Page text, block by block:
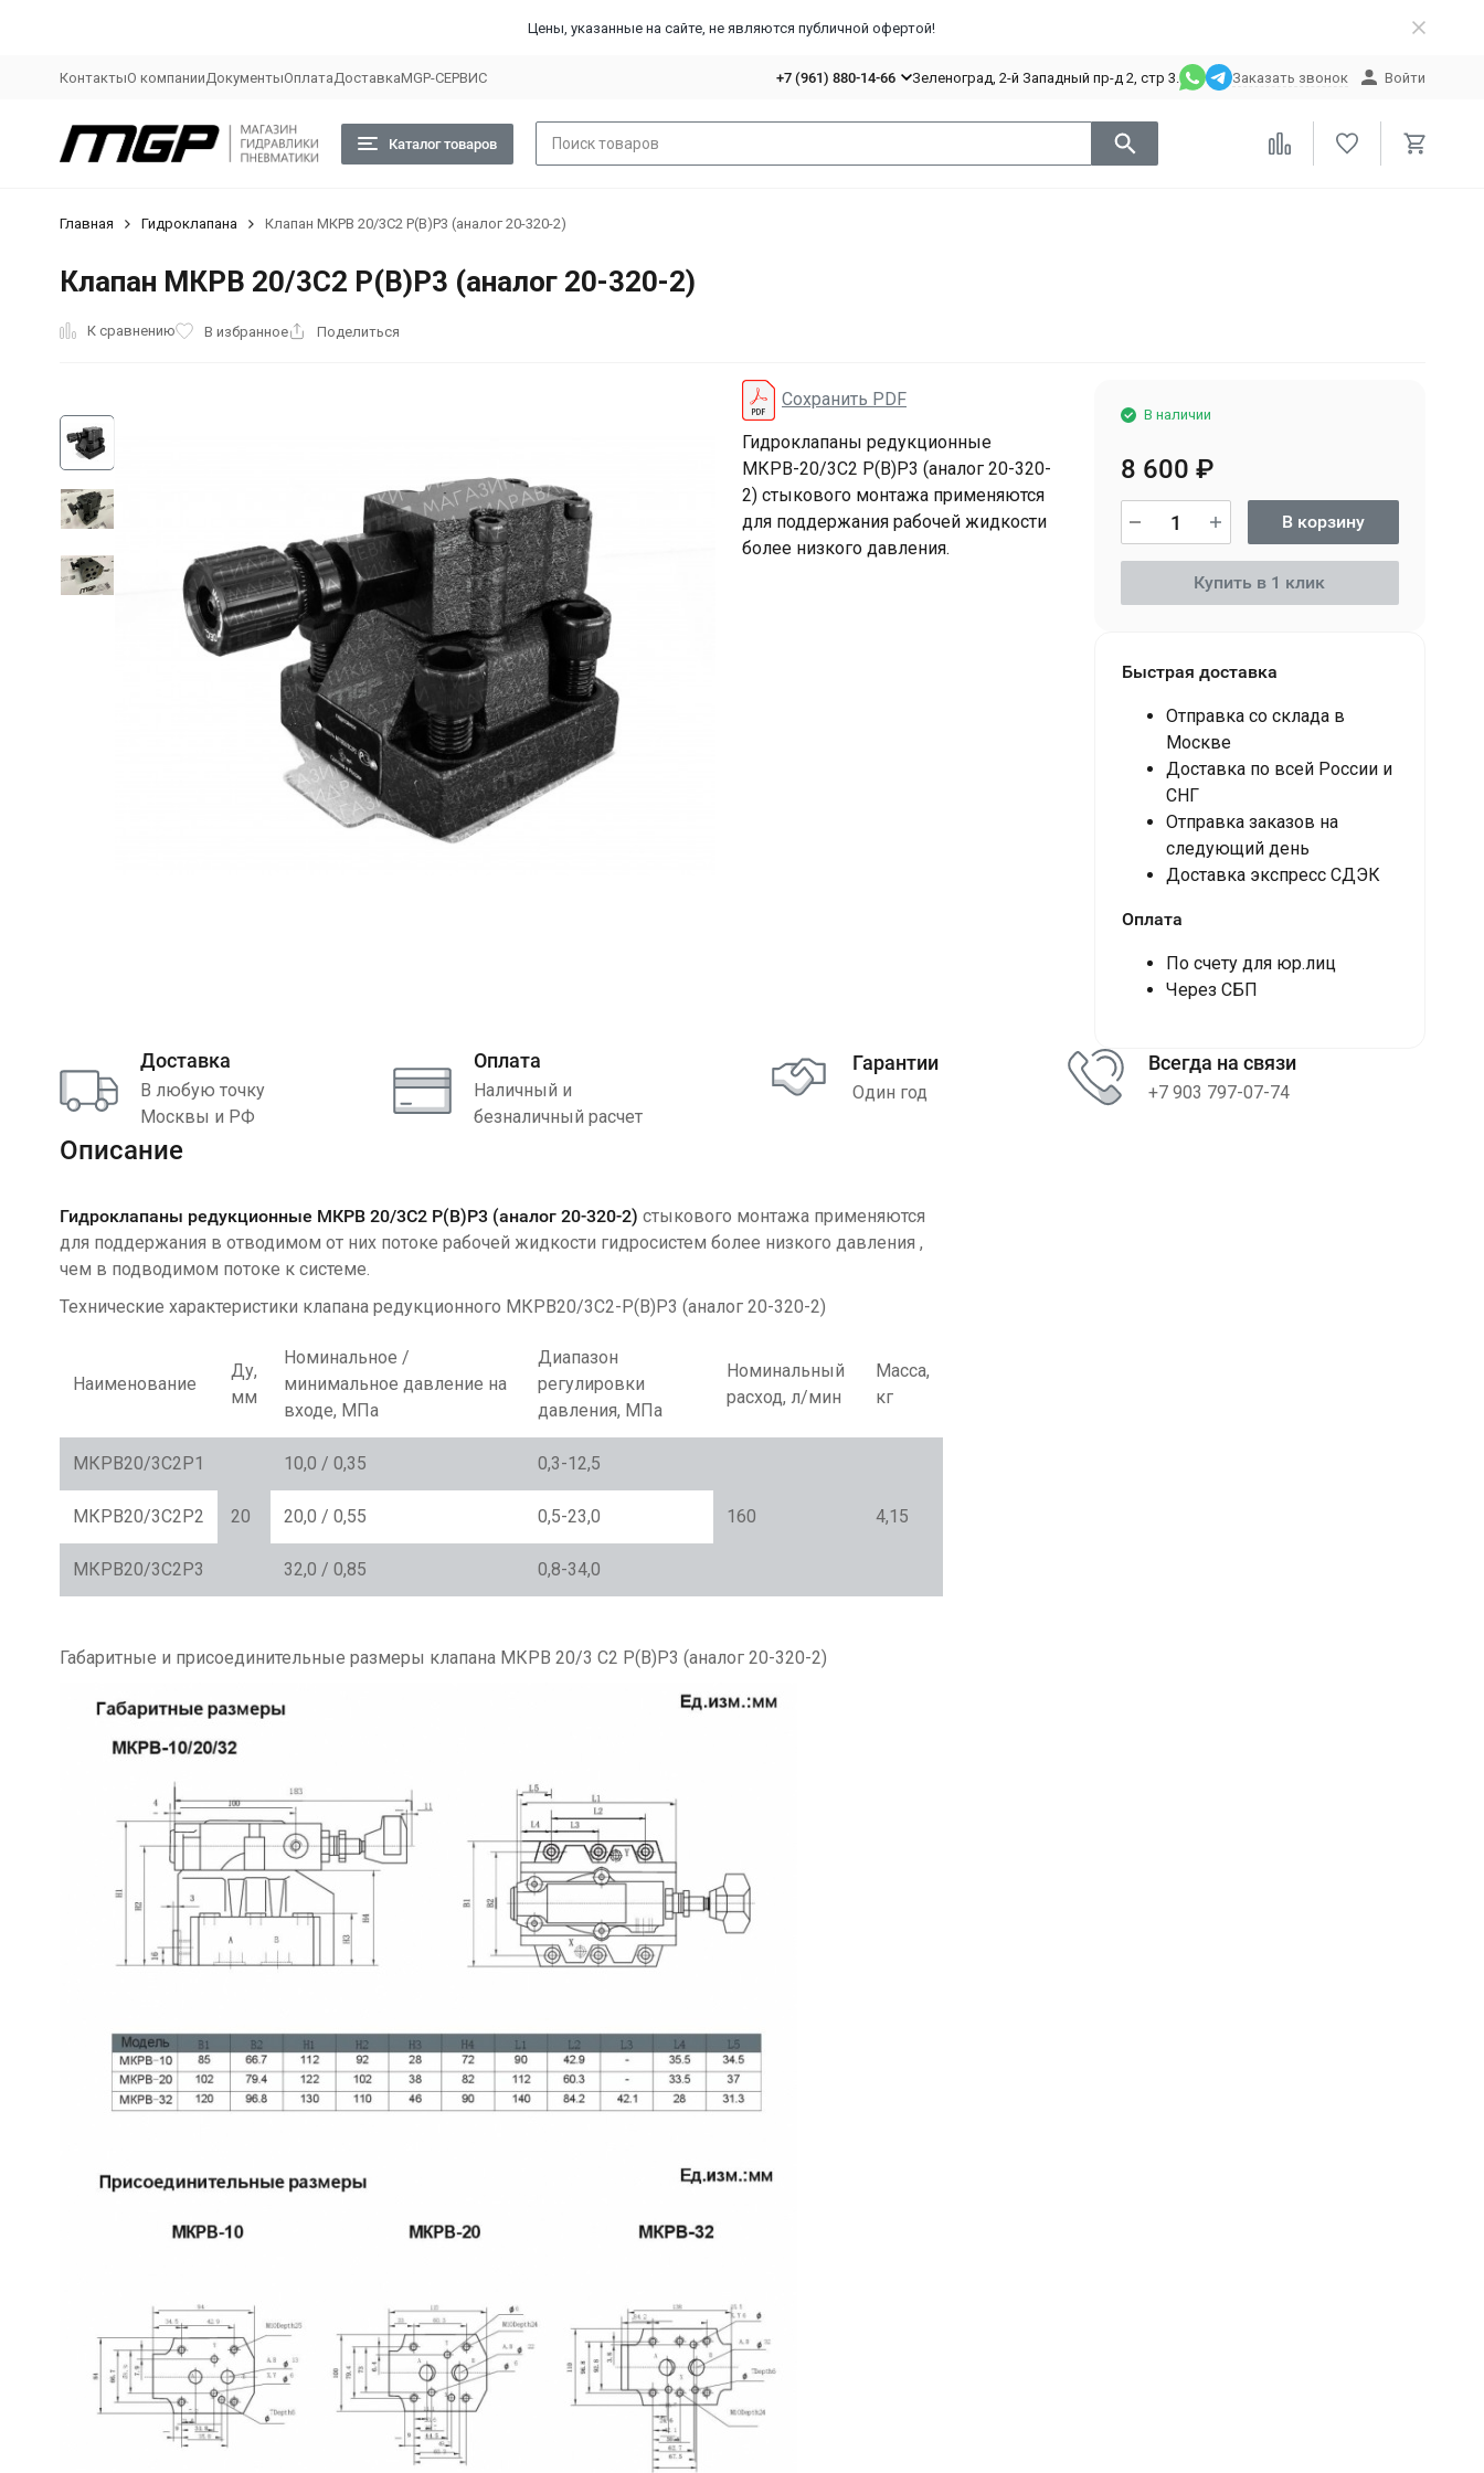
Цены, указанные на сайте, не являются публичной офертой!
КонтактыО компании ДокументыОплата ДоставкаMGP-СЕРВИС +7 (961) 880-14-66 Зеленоград, 2-й Западный пр-д 2, стр 3. Заказать звонок Войти
Каталог товаров
Главная Гидроклапана Клапан МКРВ 20/3С2 Р(В)Р3 (аналог 20-320-2)
Клапан МКРВ 20/3С2 Р(В)Р3 (аналог 20-320-2)
К сравнению В избранное Поделиться
Сохранить PDF
Гидроклапаны редукционные
МКРВ-20/3С2 Р(В)Р3 (аналог 20-320-
2) стыкового монтажа применяются
для поддержания рабочей жидкости
более низкого давления.
В наличии
8 600 ₽
В корзину
Купить в 1 клик
Быстрая доставка
Отправка со склада в
Москве
Доставка по всей России и
СНГ
Отправка заказов на
следующий день
Доставка экспресс СДЭК
Оплата
По счету для юр.лиц
Через СБП
Доставка
В любую точку
Москвы и РФ
Оплата
Наличный и
безналичный расчет
Гарантии
Один год
Всегда на связи
+7 903 797-07-74
Описание
Гидроклапаны редукционные МКРВ 20/3С2 Р(В)Р3 (аналог 20-320-2) стыкового монтажа применяются
для поддержания в отводимом от них потоке рабочей жидкости гидросистем более низкого давления ,
чем в подводимом потоке к системе.
Технические характеристики клапана редукционного МКРВ20/3С2-Р(В)Р3 (аналог 20-320-2)
Наименование
Ду,
мм
Номинальное /
минимальное давление на
входе, МПа
Диапазон
регулировки
давления, МПа
Номинальный
расход, л/мин
Масса,
кг
МКРВ20/3С2Р1
20
10,0 / 0,35 0,3-12,5
160 4,15
МКРВ20/3С2Р2 20,0 / 0,55 0,5-23,0
МКРВ20/3С2Р3 32,0 / 0,85 0,8-34,0
Габаритные и присоединительные размеры клапана МКРВ 20/3 С2 Р(В)Р3 (аналог 20-320-2)